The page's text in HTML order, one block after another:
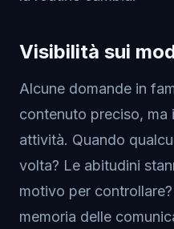
Visibilità sui
Alcune domande in
contenuto preciso, ma
attività. Quando
volta? Le abitudini
motivo per
memoria delle